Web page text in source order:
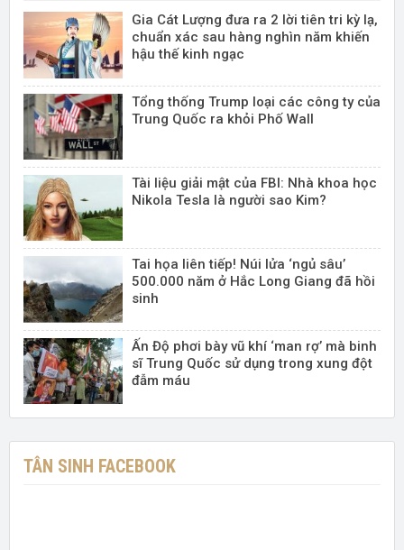
Gia Cát Lượng đưa ra 2 lời tiên tri kỳ lạ,
chuẩn xác sau hàng nghìn năm khiến
hậu thế kinh ngạc
Tổng thống Trump loại các công ty của
Trung Quốc ra khỏi Phố Wall
Tài liệu giải mật của FBI: Nhà khoa học
Nikola Tesla là người sao Kim?
Tai họa liên tiếp! Núi lửa ‘ngủ sâu’
500.000 năm ở Hắc Long Giang đã hồi
sinh
Ấn Độ phơi bày vũ khí ‘man rợ’ mà binh
sĩ Trung Quốc sử dụng trong xung đột
đẫm máu
TÂN SINH FACEBOOK